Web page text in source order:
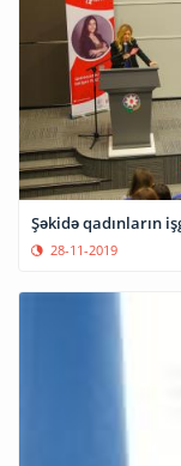
Şəkidə qadınların
28-11-2019